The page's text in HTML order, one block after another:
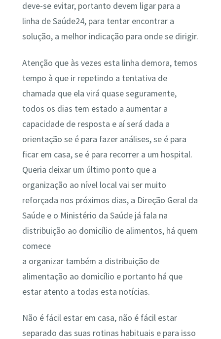
deve-se evitar, portanto devem ligar para a
linha de Saúde24, para tentar encontrar a
solução, a melhor indicação para onde se dirigir.
Atenção que às vezes esta linha demora, temos
tempo à que ir repetindo a tentativa de
chamada que ela virá quase seguramente,
todos os dias tem estado a aumentar a
capacidade de resposta e aí será dada a
orientação se é para fazer análises, se é para
ficar em casa, se é para recorrer a um hospital.
Queria deixar um último ponto que a
organização ao nível local vai ser muito
reforçada nos próximos dias, a Direção Geral da
Saúde e o Ministério da Saúde já fala na
distribuição ao domicílio de alimentos, há quem
comece
a organizar também a distribuição de
alimentação ao domicílio e portanto há que
estar atento a todas esta notícias.
Não é fácil estar em casa, não é fácil estar
separado das suas rotinas habituais e para isso